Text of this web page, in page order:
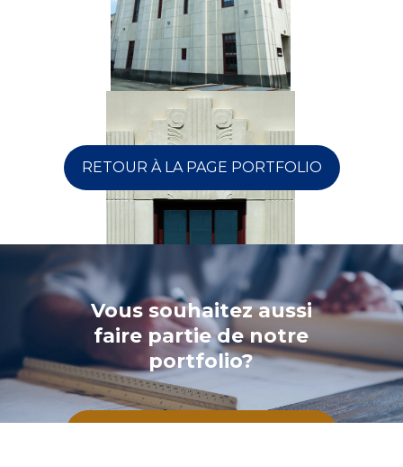
RETOUR À LA PAGE PORTFOLIO
Vous souhaitez aussi
faire partie de notre
portfolio?